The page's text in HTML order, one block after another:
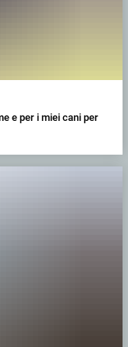
e per i miei cani per